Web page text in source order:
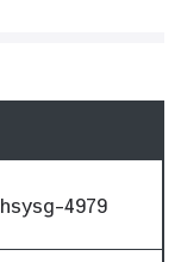
hsysg-4979